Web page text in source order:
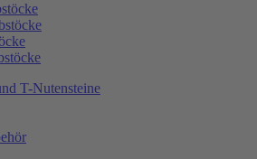
T-Nutensteine